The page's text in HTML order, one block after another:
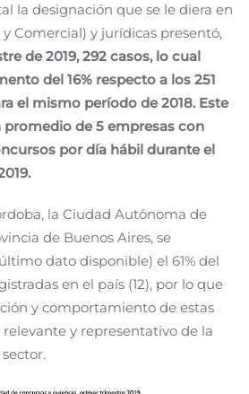
la designación que se le diera en
Comercial) y jurídicas presentó,
de 2019, 292 casos, lo cual
del 16% respecto a los 251
el mismo período de 2018. Este
de 5 empresas con
por día hábil durante el
la Ciudad Autónoma de
de Buenos Aires, se
dato disponible) el 61% del
en el país (12), por lo que
y comportamiento de estas
y representativo de la